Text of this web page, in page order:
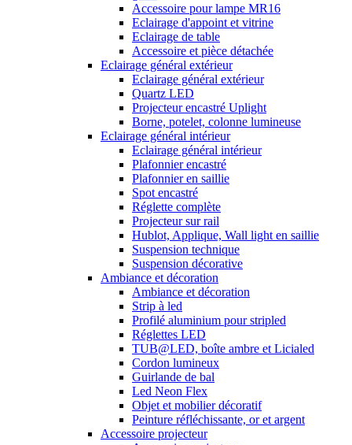
Accessoire pour lampe MR16
Eclairage d'appoint et vitrine
Eclairage de table
Accessoire et pièce détachée
Eclairage général extérieur
Eclairage général extérieur
Quartz LED
Projecteur encastré Uplight
Borne, potelet, colonne lumineuse
Eclairage général intérieur
Eclairage général intérieur
Plafonnier encastré
Plafonnier en saillie
Spot encastré
Réglette complète
Projecteur sur rail
Hublot, Applique, Wall light en saillie
Suspension technique
Suspension décorative
Ambiance et décoration
Ambiance et décoration
Strip à led
Profilé aluminium pour stripled
Réglettes LED
TUB@LED, boîte ambre et Licialed
Cordon lumineux
Guirlande de bal
Led Neon Flex
Objet et mobilier décoratif
Peinture réfléchissante, or et argent
Accessoire projecteur